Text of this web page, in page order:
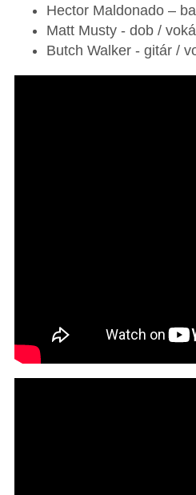
Hector Maldonado –
Matt Musty - dob / vokál
Butch Walker - gitár /